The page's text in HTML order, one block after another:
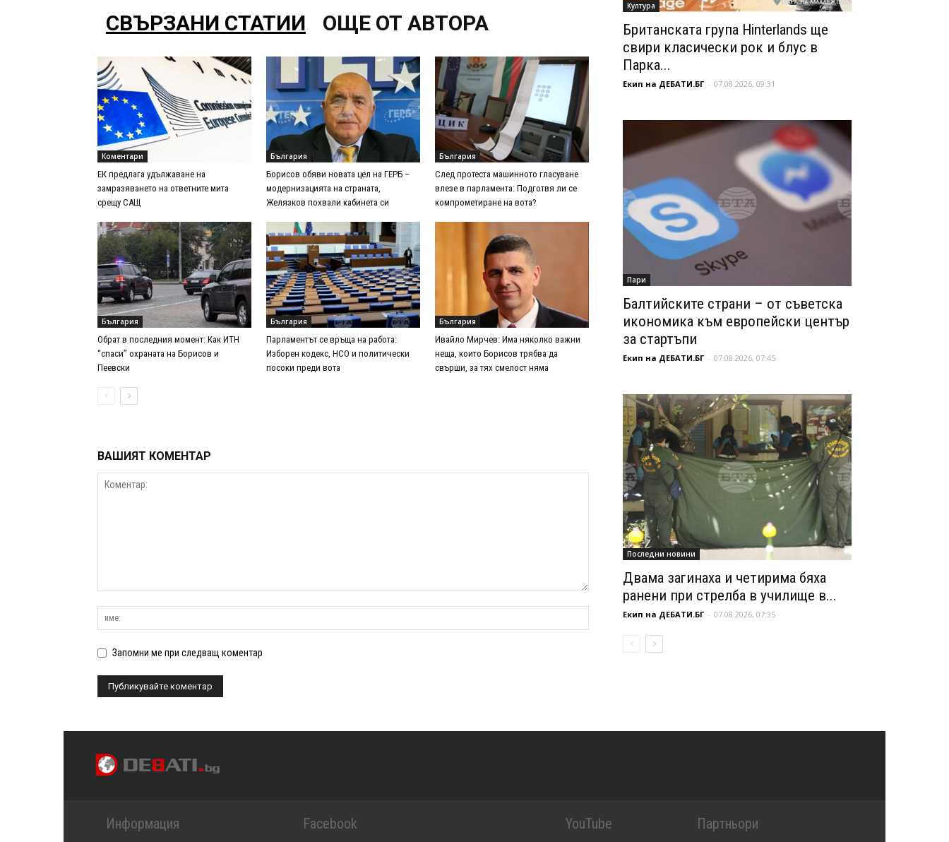
СВЪРЗАНИ СТАТИИ ОЩЕ ОТ АВТОРА
Коментари
ЕК предлага удължаване на
замразяването на ответните мита
срещу САЩ
България
Борисов обяви новата цел на ГЕРБ –
модернизацията на страната,
Желязков похвали кабинета си
България
След протеста машинното гласуване
влезе в парламента: Подготвя ли се
компрометиране на вота?
България
Обрат в последния момент: Как ИТН
“спаси” охраната на Борисов и
Пеевски
България
Парламентът се връща на работа:
Изборен кодекс, НСО и политически
посоки преди вота
България
Ивайло Мирчев: Има няколко важни
неща, които Борисов трябва да
свърши, за тях смелост няма
ВАШИЯТ КОМЕНТАР
Запомни ме при следващ коментар
Култура
Британската група Hinterlands ще
свири класически рок и блус в
Парка...
Екип на ДЕБАТИ.БГ - 07.08.2026, 09:31
Пари
Балтийските страни – от съветска
икономика към европейски център
за стартъпи
Екип на ДЕБАТИ.БГ - 07.08.2026, 07:45
Последни новини
Двама загинаха и четирима бяха
ранени при стрелба в училище в...
Екип на ДЕБАТИ.БГ - 07.08.2026, 07:35
Информация Facebook YouTube Партньори